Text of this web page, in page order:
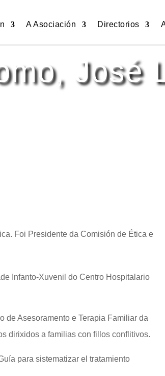
A Asociación Directorios
José
Foi Presidente da Comisión de Ética e
Infanto-Xuvenil do Centro Hospitalario
de Asesoramento e Terapia Familiar da
dirixidos a familias con fillos conflitivos.
para sistematizar el tratamiento